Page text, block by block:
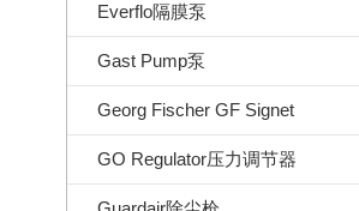
Everflo隔膜泵
Gast Pump泵
Georg Fischer GF Signet
GO Regulator压力调节器